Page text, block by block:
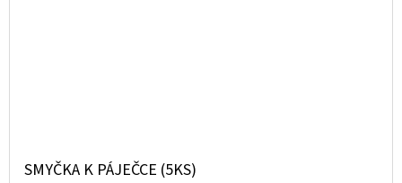
SMYČKA K PÁJEČCE (5KS)